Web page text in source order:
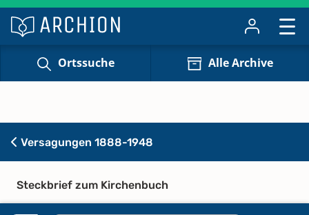
Ortssuche Alle Archive
Versagungen 1888-1948
Steckbrief zum Kirchenbuch